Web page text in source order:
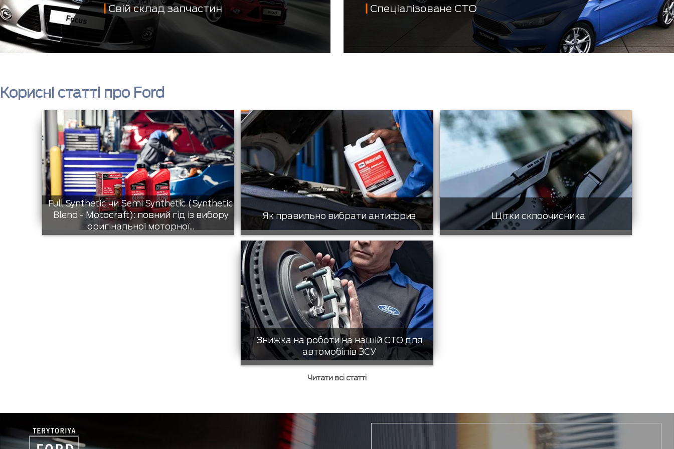
Свій склад запчастин Спеціалізоване СТО
Корисні статті про Ford
Full Synthetic чи Semi Synthetic (Synthetic
Blend - Motocraft): повний гід із вибору
оригінальної моторної...
Як правильно вибрати антифриз Щітки склоочисника
Знижка на роботи на нашій СТО для
автомобілів ЗСУ
Читати всі статті